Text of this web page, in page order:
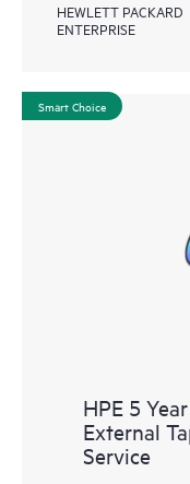
HEWLETT PACKARD
ENTERPRISE
Smart Choice
HPE 5
External
Service